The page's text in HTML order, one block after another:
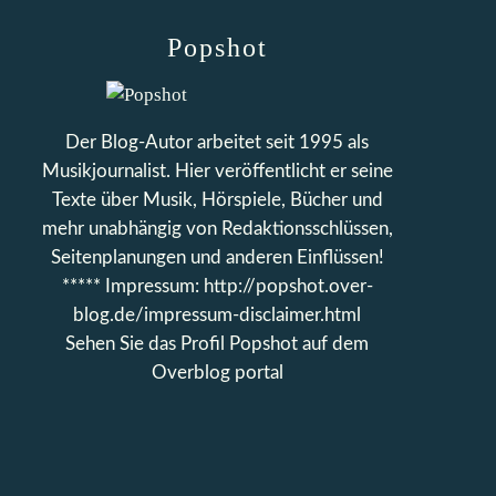
Popshot
Der Blog-Autor arbeitet seit 1995 als
Musikjournalist. Hier veröffentlicht er seine
Texte über Musik, Hörspiele, Bücher und
mehr unabhängig von Redaktionsschlüssen,
Seitenplanungen und anderen Einflüssen!
***** Impressum: http://popshot.over-
blog.de/impressum-disclaimer.html
Sehen Sie das Profil
Popshot auf dem
Overblog portal